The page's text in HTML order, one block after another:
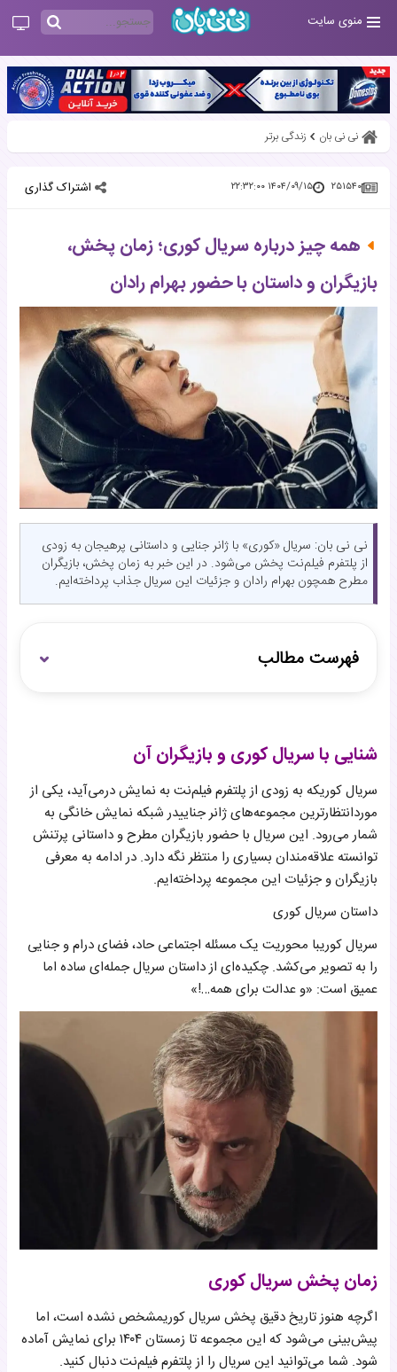
منوی سایت
نی نی بان زندگی برتر
۲۵۱۵۴۰ ۱۴۰۴/۰۹/۱۵ ۲۲:۳۲:۰۰ اشتراک گذاری
همه چیز درباره سریال کوری؛ زمان پخش،
بازیگران و داستان با حضور بهرام رادان
نی نی بان: سریال «کوری» با ژانر جنایی و داستانی پرهیجان به زودی
از پلتفرم فیلم‌نت پخش می‌شود. در این خبر به زمان پخش، بازیگران
مطرح همچون بهرام رادان و جزئیات این سریال جذاب پرداخته‌ایم.
فهرست مطالب
زمان پخش سریال کوری
چهره‌های اصلی سریال کوری
شنایی با سریال کوری و بازیگران آن
سریال کوریکه به زودی از پلتفرم فیلم‌نت به نمایش درمی‌آید، یکی از
موردانتظارترین مجموعه‌های ژانر جناییدر شبکه نمایش خانگی به
شمار می‌رود. این سریال با حضور بازیگران مطرح و داستانی پرتنش
توانسته علاقه‌مندان بسیاری را منتظر نگه دارد. در ادامه به معرفی
بازیگران و جزئیات این مجموعه پرداخته‌ایم.
داستان سریال کوری
سریال کوریبا محوریت یک مسئله اجتماعی حاد، فضای درام و جنایی
را به تصویر می‌کشد. چکیده‌ای از داستان سریال جمله‌ای ساده اما
عمیق است: «و عدالت برای همه…!»
زمان پخش سریال کوری
اگرچه هنوز تاریخ دقیق پخش سریال کوریمشخص نشده است، اما
پیش‌بینی می‌شود که این مجموعه تا زمستان ۱۴۰۴ برای نمایش آماده
شود. شما می‌توانید این سریال را از پلتفرم فیلم‌نت دنبال کنید.